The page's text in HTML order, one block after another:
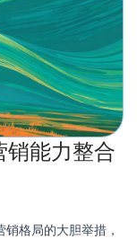
销能力整合
格局的大胆举措，